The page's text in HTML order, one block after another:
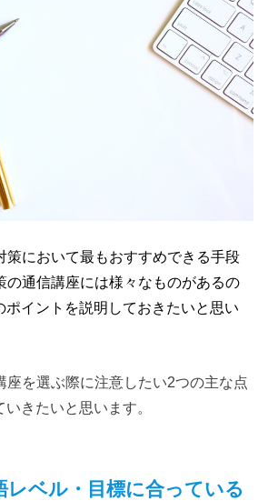
策において最もおすすめできる手段
の通信講座には様々なものがあるの
ポイントを説明しておきたいと思い
座を選ぶ際に注意したい2つの主な点
きたいと思います。
レベル・目標に合っている